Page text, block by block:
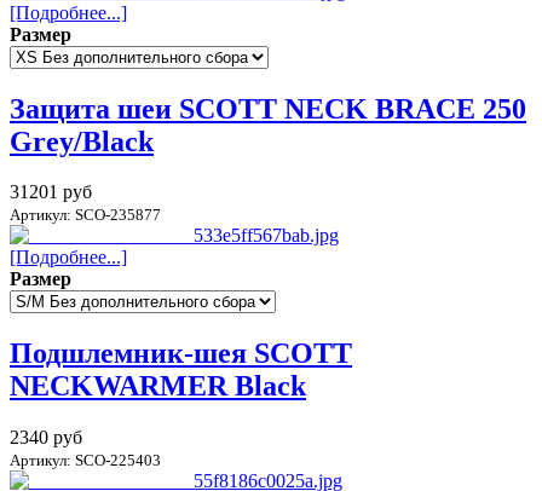
[Подробнее...]
Размер
Защита шеи SCOTT NECK BRACE 250
Grey/Black
31201 руб
Артикул: SCO-235877
[Подробнее...]
Размер
Подшлемник-шея SCOTT
NECKWARMER Black
2340 руб
Артикул: SCO-225403